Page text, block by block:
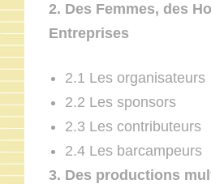
2. Des Femmes, des
Entreprises
2.1 Les organisateurs
2.2 Les sponsors
2.3 Les contributeurs
2.4 Les barcampeurs
3. Des productions